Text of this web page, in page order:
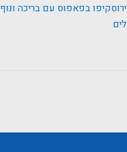
ירוסקיפו בפאפוס עם בריכה ונוף
לים